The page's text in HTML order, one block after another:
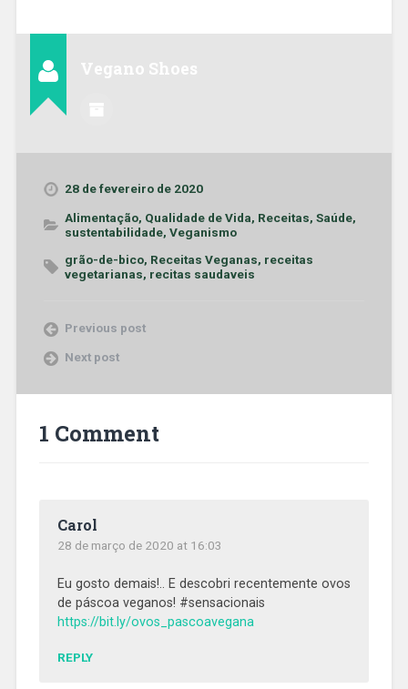
Vegano Shoes
28 de fevereiro de 2020
Alimentação, Qualidade de Vida, Receitas, Saúde,
sustentabilidade, Veganismo
grão-de-bico, Receitas Veganas, receitas
vegetarianas, recitas saudaveis
Previous post
Next post
1 Comment
Carol
28 de março de 2020 at 16:03
Eu gosto demais!.. E descobri recentemente ovos
de páscoa veganos! #sensacionais
https://bit.ly/ovos_pascoavegana
REPLY